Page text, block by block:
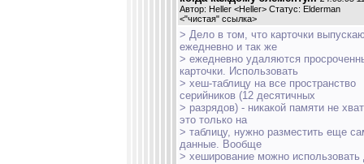
Автор: Heller <Heller> Статус: Elderman
<"чистая" ссылка>
> Дело в том, что карточки
ежедневно и так же
> ежедневно удаляются
карточки. Использовать
> хеш-таблицу на все пространство
серийников (12 десятичных
> разрядов) - никакой памяти не
это только на
> таблицу, нужно разместить еще
данные. Вообще
> хеширование можно использовать